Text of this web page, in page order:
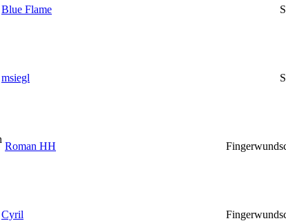
Blue Flame
msiegl
Roman HH
Cyril